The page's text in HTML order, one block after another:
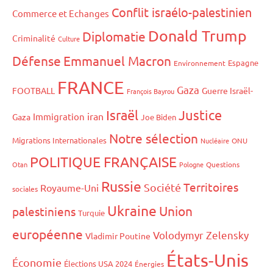
Commerce et Echanges Conflit israélo-palestinien
Criminalité Culture Diplomatie Donald Trump
Défense Emmanuel Macron Environnement Espagne
FOOTBALL FRANCE François Bayrou Gaza Guerre Israël-
Gaza Immigration iran Israël Joe Biden Justice
Migrations Internationales Notre sélection Nucléaire ONU
Otan POLITIQUE FRANÇAISE Pologne Questions
sociales Royaume-Uni Russie Société Territoires
palestiniens Turquie Ukraine Union
européenne Vladimir Poutine Volodymyr Zelensky
Économie Élections USA 2024 Énergies États-Unis